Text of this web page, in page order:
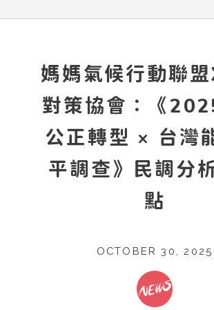
媽媽氣候行動聯
對策協會：《
公正轉型 × 台灣
平調查》民調分
點
OCTOBER 30, 2025